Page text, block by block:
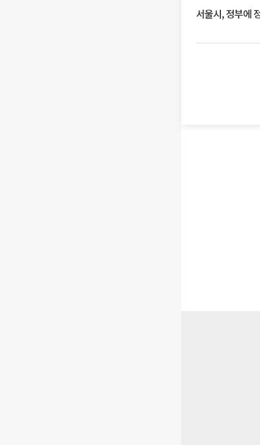
서울시, 정부에